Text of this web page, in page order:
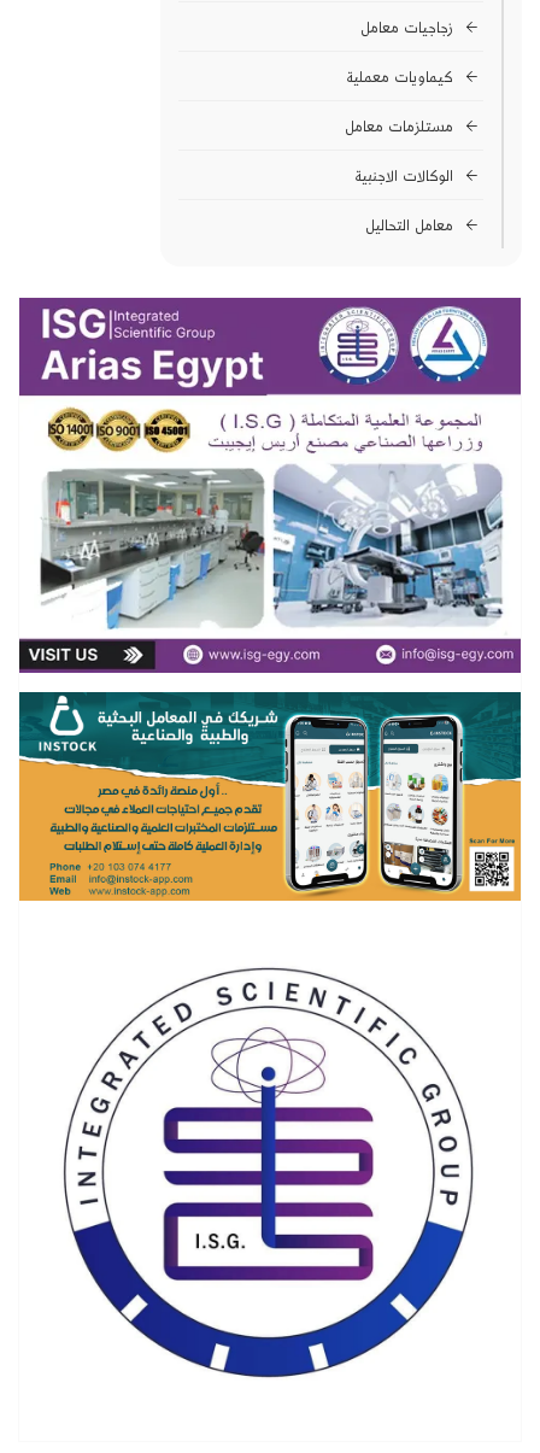
زجاجيات معامل
كيماويات معملية
مستلزمات معامل
الوكالات الاجنبية
معامل التحاليل